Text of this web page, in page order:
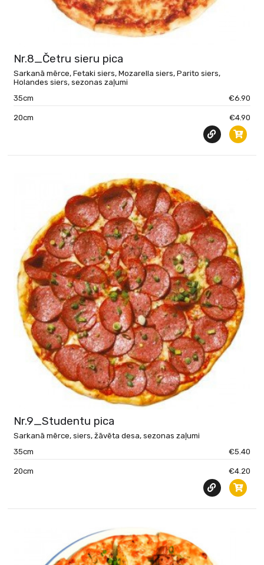
Nr.8_Četru sieru pica
Sarkanā mērce, Fetaki siers, Mozarella siers, Parito siers,
Holandes siers, sezonas zaļumi
35cm
€6.90
20cm €4.90
Nr.9_Studentu pica
Sarkanā mērce, siers, žāvēta desa, sezonas zaļumi
35cm
€5.40
20cm €4.20